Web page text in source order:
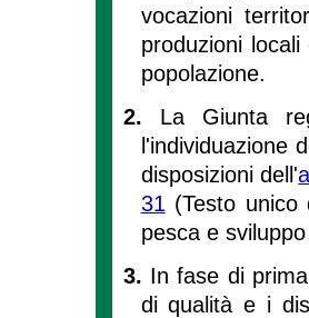
vocazioni
produzioni
popolazione.
2. La Giunta
l'individuazione
disposizioni dell'
31 (Testo
pesca e
3. In fase di
di qualità e i